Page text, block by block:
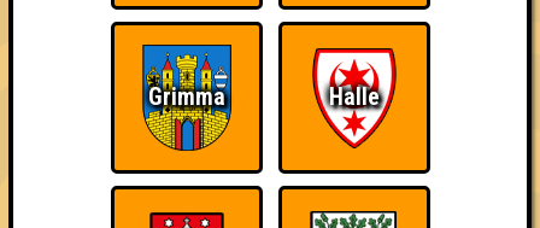
Grimma Halle